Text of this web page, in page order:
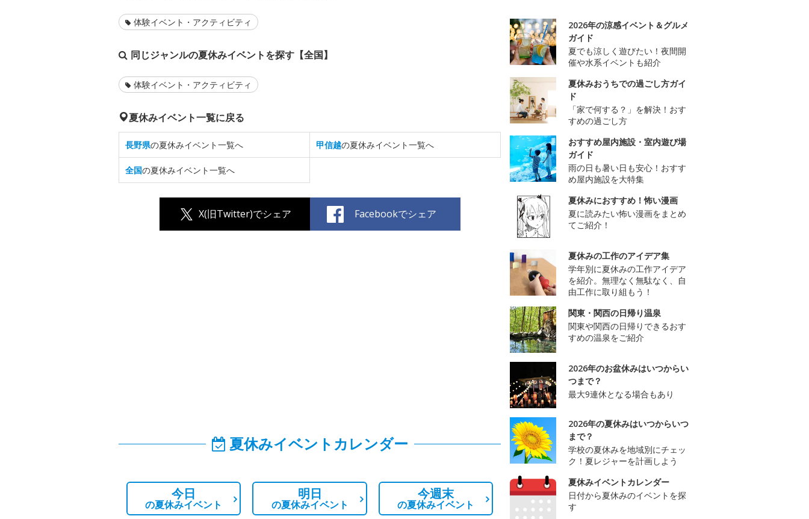
体験イベント・アクティビティ
同じジャンルの夏休みイベントを探す【全国】
体験イベント・アクティビティ
夏休みイベント一覧に戻る
長野県の夏休みイベント一覧へ 甲信越の夏休みイベント一覧へ
全国の夏休みイベント一覧へ
X(旧Twitter)でシェア Facebookでシェア
夏休みイベントカレンダー
今日
の夏休みイベント
明日
の夏休みイベント
今週末
の夏休みイベント
2026年の涼感イベント＆グルメ
ガイド
夏でも涼しく遊びたい！夜間開
催や水系イベントも紹介
夏休みおうちでの過ごし方ガイ
ド
「家で何する？」を解決！おす
すめの過ごし方
おすすめ屋内施設・室内遊び場
ガイド
雨の日も暑い日も安心！おすす
め屋内施設を大特集
夏休みにおすすめ！怖い漫画
夏に読みたい怖い漫画をまとめ
てご紹介！
夏休みの工作のアイデア集
学年別に夏休みの工作アイデア
を紹介。無理なく無駄なく、自
由工作に取り組もう！
関東・関西の日帰り温泉
関東や関西の日帰りできるおす
すめの温泉をご紹介
2026年のお盆休みはいつからい
つまで？
最大9連休となる場合もあり
2026年の夏休みはいつからいつ
まで？
学校の夏休みを地域別にチェッ
ク！夏レジャーを計画しよう
夏休みイベントカレンダー
日付から夏休みのイベントを探
す